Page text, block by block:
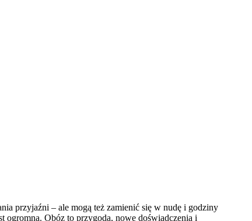
przyjaźni – ale mogą też zamienić się w nudę i godziny
ogromna. Obóz to przygoda, nowe doświadczenia i